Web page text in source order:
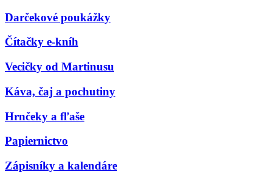
Darčekové poukážky
Čítačky e-kníh
Vecičky od Martinusu
Káva, čaj a pochutiny
Hrnčeky a fľaše
Papiernictvo
Zápisníky a kalendáre